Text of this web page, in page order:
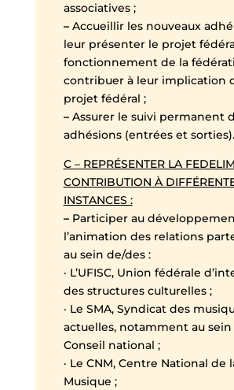
associatives ;
–Accueillir les nouveaux
leur présenter le projet
fonctionnement de la
contribuer à leur implication
projet fédéral ;
–Assurer le suivi permanent
adhésions (entrées et sorties).
C – REPRÉSENTER LA
CONTRIBUTION À
INSTANCES :
–Participer au
l’animation des relations
au sein de/des :
· L’UFISC, Union fédérale
des structures culturelles ;
· Le SMA, Syndicat des
actuelles, notamment au sein
Conseil national ;
· Le CNM, Centre National de
Musique ;